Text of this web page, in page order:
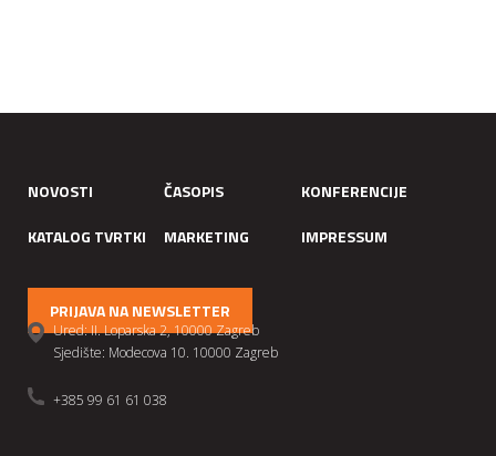
NOVOSTI ČASOPIS
KONFERENCIJE
KATALOG TVRTKI
MARKETING IMPRESSUM
PRIJAVA NA NEWSLETTER
Ured: II. Loparska 2, 10000 Zagreb
Sjedište: Modecova 10. 10000 Zagreb
+385 99 61 61 038